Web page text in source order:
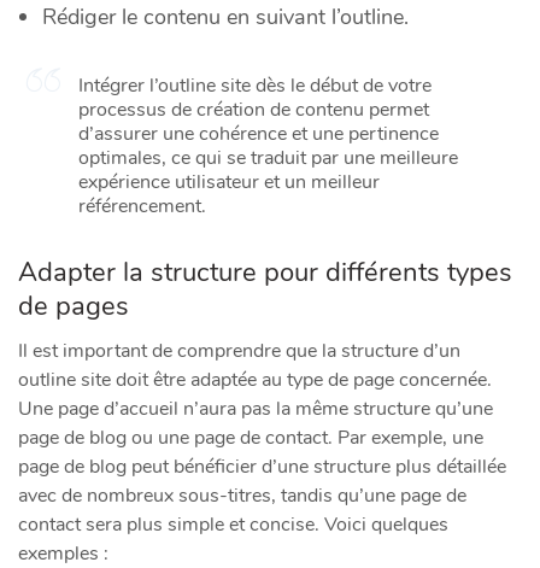
Rédiger le contenu en suivant l’outline.
Intégrer l’outline site dès le début de votre
processus de création de contenu permet
d’assurer une cohérence et une pertinence
optimales, ce qui se traduit par une meilleure
expérience utilisateur et un meilleur
référencement.
Adapter la structure pour différents types
de pages
Il est important de comprendre que la structure d’un
outline site doit être adaptée au type de page concernée.
Une page d’accueil n’aura pas la même structure qu’une
page de blog ou une page de contact. Par exemple, une
page de blog peut bénéficier d’une structure plus détaillée
avec de nombreux sous-titres, tandis qu’une page de
contact sera plus simple et concise. Voici quelques
exemples :